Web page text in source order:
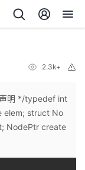
2.3k+
声明 */typedef int
elem; struct No
NodePtr create